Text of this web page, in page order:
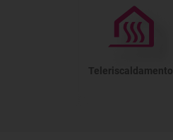
Teleriscaldamento